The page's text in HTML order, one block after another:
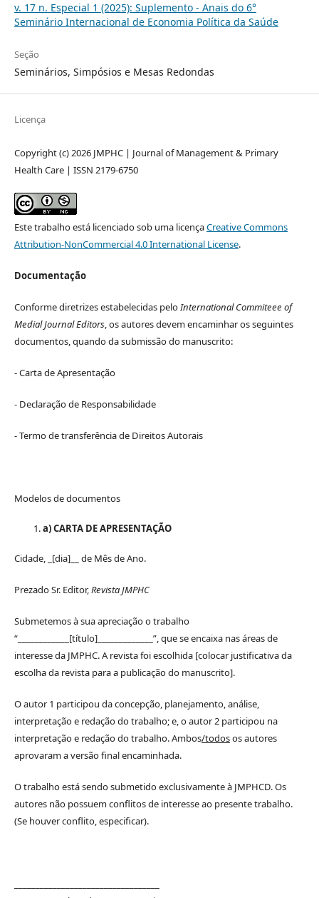
v. 17 n. Especial 1 (2025): Suplemento - Anais do 6°
Seminário Internacional de Economia Política da Saúde
Seção
Seminários, Simpósios e Mesas Redondas
Licença
Copyright (c) 2026 JMPHC | Journal of Management & Primary
Health Care | ISSN 2179-6750
Este trabalho está licenciado sob uma licençaCreative Commons
Attribution-NonCommercial 4.0 International License.
Documentação
Conforme diretrizes estabelecidas peloInternational Commiteee of
Medial Journal Editors, os autores devem encaminhar os seguintes
documentos, quando da submissão do manuscrito:
- Carta de Apresentação
- Declaração de Responsabilidade
- Termo de transferência de Direitos Autorais
Modelos de documentos
a) CARTA DE APRESENTAÇÃO
Cidade, _[dia]__ de Mês de Ano.
Prezado Sr. Editor,Revista JMPHC
Submetemos à sua apreciação o trabalho
“____________[título]_____________”, que se encaixa nas áreas de
interesse da JMPHC. A revista foi escolhida [colocar justificativa da
escolha da revista para a publicação do manuscrito].
O autor 1 participou da concepção, planejamento, análise,
interpretação e redação do trabalho; e, o autor 2 participou na
interpretação e redação do trabalho. Ambos/todosos autores
aprovaram a versão final encaminhada.
O trabalho está sendo submetido exclusivamente à JMPHCD. Os
autores não possuem conflitos de interesse ao presente trabalho.
(Se houver conflito, especificar).